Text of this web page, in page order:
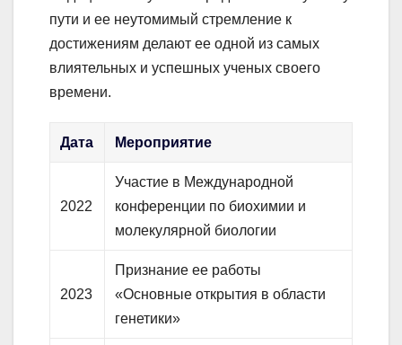
пути и ее неутомимый стремление к
достижениям делают ее одной из самых
влиятельных и успешных ученых своего
времени.
Дата Мероприятие
2022
Участие в Международной
конференции по биохимии и
молекулярной биологии
2023
Признание ее работы
«Основные открытия в области
генетики»